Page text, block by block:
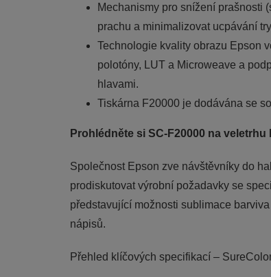
Mechanismy pro snížení prašnosti
prachu a minimalizovat ucpávání
Technologie kvality obrazu Epson
polotóny, LUT a Microweave a
hlavami.
Tiskárna F20000 je dodávána se
Prohlédněte si SC-F20000 na veletrhu
Společnost Epson zve návštěvníky do
prodiskutovat výrobní požadavky se
představující možnosti sublimace
nápisů.
Přehled klíčových specifikací –